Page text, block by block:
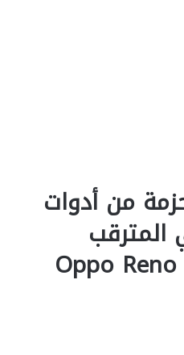
من أدوات
المترقب
وصولها لسلسلة Oppo Reno